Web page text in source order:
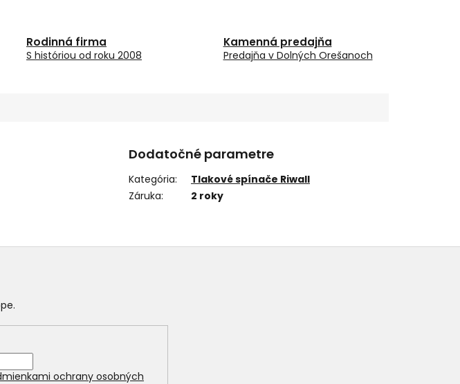
Rodinná firma
S históriou od roku 2008
Kamenná predajňa
Predajňa v Dolných Orešanoch
Dodatočné parametre
Kategória:
Tlakové spínače Riwall
Záruka: 2 roky
ochrany osobných